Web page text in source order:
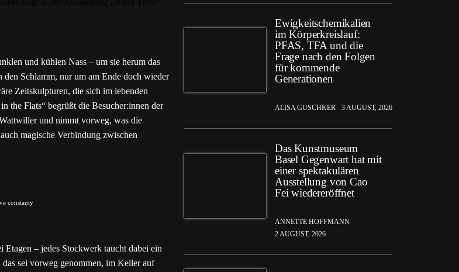
und kühlen Nass – um sie herum das
den Schlamm, nur um am Ende doch wieder
Zeitskulpturen, die sich im lebenden
the Flats“ begrüßt die Besucher:innen der
und nimmt vorweg, was die
magische Verbindung zwischen
constanty
Etagen – jedes Stockwerk taucht dabei ein
sei vorweg genommen, im Keller auf
Ewigkeitschemikalien
im Körperkreislauf:
PFAS, TFA und die
Frage nach den Folgen
für kommende
Generationen
ALISA GUSCHKER 3 AUGUST, 2026
Das Kunstmuseum
Basel Gegenwart hat mit
einer spektakulären
Ausstellung von Cao
Fei wiedereröffnet
ANNETTE HOFFMANN
2 AUGUST, 2026